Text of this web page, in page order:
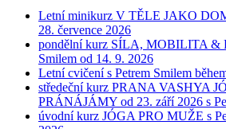
Letní minikurz V TĚLE JAKO
28. července 2026
pondělní kurz SÍLA, MOBILITA &
Smilem od 14. 9. 2026
Letní cvičení s Petrem Smilem
středeční kurz PRANA VASHYA
PRÁNÁJÁMY od 23. září 2026 s
úvodní kurz JÓGA PRO MUŽE s